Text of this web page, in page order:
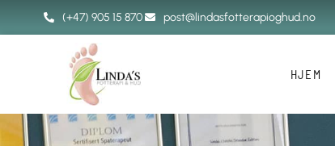
(+47) 905 15 870 post@lindasfotterapioghud.no
HJEM